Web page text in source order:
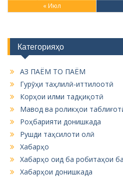
« Июл
Категорияҳо
АЗ ПАЁМ ТО ПАЁМ
Гурӯҳи таҳлилӣ-иттилоотӣ
Корҳои илми тадқиқотӣ
Мавод ва роликҳои
Роҳбарияти донишкада
Рушди таҳсилоти олӣ
Хабарҳо
Хабарҳо оид ба робитаҳои
Хабарҳои донишкада